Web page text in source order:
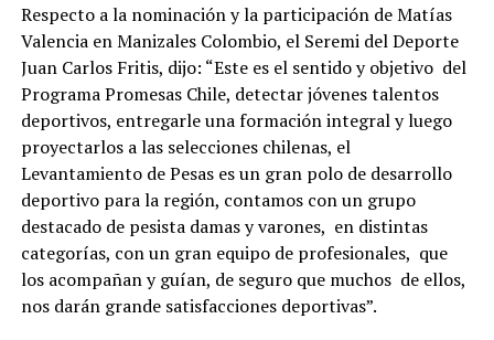
Respecto a la nominación y la participación de Matías
Valencia en Manizales Colombio, el Seremi del Deporte
Juan Carlos Fritis, dijo: “Este es el sentido y objetivo del
Programa Promesas Chile, detectar jóvenes talentos
deportivos, entregarle una formación integral y luego
proyectarlos a las selecciones chilenas, el
Levantamiento de Pesas es un gran polo de desarrollo
deportivo para la región, contamos con un grupo
destacado de pesista damas y varones, en distintas
categorías, con un gran equipo de profesionales, que
los acompañan y guían, de seguro que muchos de ellos,
nos darán grande satisfacciones deportivas”.